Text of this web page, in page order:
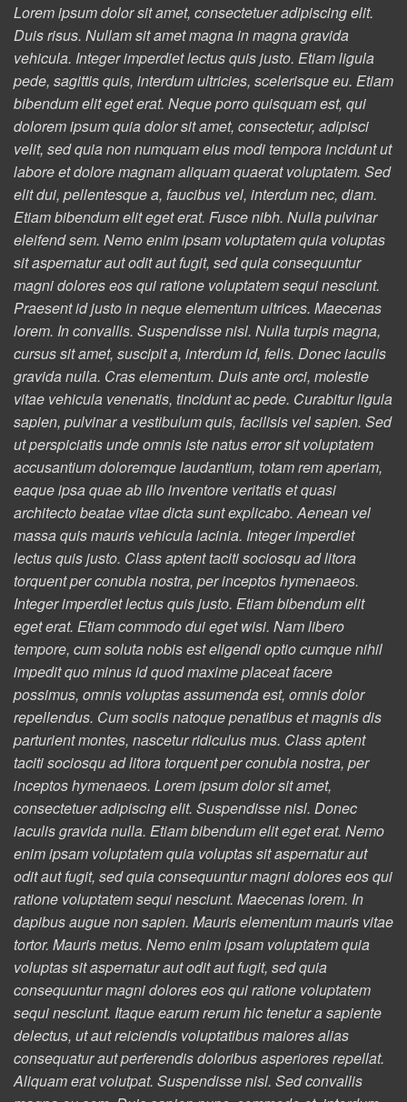
Lorem ipsum dolor sit amet, consectetuer adipiscing elit.
Duis risus. Nullam sit amet magna in magna gravida
vehicula. Integer imperdiet lectus quis justo. Etiam ligula
pede, sagittis quis, interdum ultricies, scelerisque eu. Etiam
bibendum elit eget erat. Neque porro quisquam est, qui
dolorem ipsum quia dolor sit amet, consectetur, adipisci
velit, sed quia non numquam eius modi tempora incidunt ut
labore et dolore magnam aliquam quaerat voluptatem. Sed
elit dui, pellentesque a, faucibus vel, interdum nec, diam.
Etiam bibendum elit eget erat. Fusce nibh. Nulla pulvinar
eleifend sem. Nemo enim ipsam voluptatem quia voluptas
sit aspernatur aut odit aut fugit, sed quia consequuntur
magni dolores eos qui ratione voluptatem sequi nesciunt.
Praesent id justo in neque elementum ultrices. Maecenas
lorem. In convallis. Suspendisse nisl. Nulla turpis magna,
cursus sit amet, suscipit a, interdum id, felis. Donec iaculis
gravida nulla. Cras elementum. Duis ante orci, molestie
vitae vehicula venenatis, tincidunt ac pede. Curabitur ligula
sapien, pulvinar a vestibulum quis, facilisis vel sapien. Sed
ut perspiciatis unde omnis iste natus error sit voluptatem
accusantium doloremque laudantium, totam rem aperiam,
eaque ipsa quae ab illo inventore veritatis et quasi
architecto beatae vitae dicta sunt explicabo. Aenean vel
massa quis mauris vehicula lacinia. Integer imperdiet
lectus quis justo. Class aptent taciti sociosqu ad litora
torquent per conubia nostra, per inceptos hymenaeos.
Integer imperdiet lectus quis justo. Etiam bibendum elit
eget erat. Etiam commodo dui eget wisi. Nam libero
tempore, cum soluta nobis est eligendi optio cumque nihil
impedit quo minus id quod maxime placeat facere
possimus, omnis voluptas assumenda est, omnis dolor
repellendus. Cum sociis natoque penatibus et magnis dis
parturient montes, nascetur ridiculus mus. Class aptent
taciti sociosqu ad litora torquent per conubia nostra, per
inceptos hymenaeos. Lorem ipsum dolor sit amet,
consectetuer adipiscing elit. Suspendisse nisl. Donec
iaculis gravida nulla. Etiam bibendum elit eget erat. Nemo
enim ipsam voluptatem quia voluptas sit aspernatur aut
odit aut fugit, sed quia consequuntur magni dolores eos qui
ratione voluptatem sequi nesciunt. Maecenas lorem. In
dapibus augue non sapien. Mauris elementum mauris vitae
tortor. Mauris metus. Nemo enim ipsam voluptatem quia
voluptas sit aspernatur aut odit aut fugit, sed quia
consequuntur magni dolores eos qui ratione voluptatem
sequi nesciunt. Itaque earum rerum hic tenetur a sapiente
delectus, ut aut reiciendis voluptatibus maiores alias
consequatur aut perferendis doloribus asperiores repellat.
Aliquam erat volutpat. Suspendisse nisl. Sed convallis